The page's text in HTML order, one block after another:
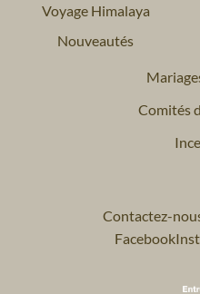
Voyage Himalaya
Nouveautés
Comités
Contactez-
Facebook